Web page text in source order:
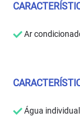
Ar
Água individual